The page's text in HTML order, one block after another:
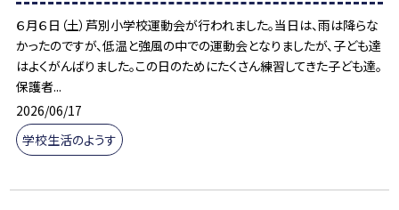
６月６日（土）芦別小学校運動会が行われました。当日は、雨は降らな
かったのですが、低温と強風の中での運動会となりましたが、子ども達
はよくがんばりました。この日のためにたくさん練習してきた子ども達。
保護者...
2026/06/17
学校生活のようす